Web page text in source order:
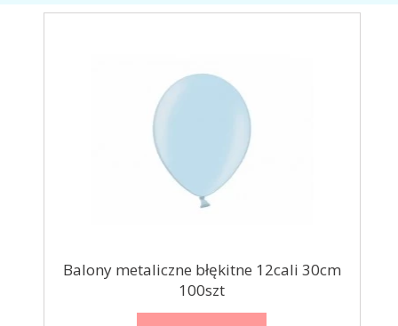
Balony metaliczne błękitne 12cali 30cm
100szt